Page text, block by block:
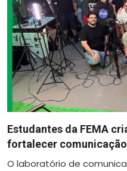
Estudantes da FEMA
fortalecer comunicação
O laboratório de